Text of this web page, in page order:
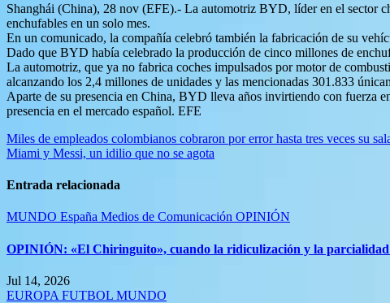
Shanghái (China), 28 nov (EFE).- La automotriz BYD, líder en el sector
enchufables en un solo mes.
En un comunicado, la compañía celebró también la fabricación de su
Dado que BYD había celebrado la producción de cinco millones de
La automotriz, que ya no fabrica coches impulsados por motor de
alcanzando los 2,4 millones de unidades y las mencionadas 301.833
Aparte de su presencia en China, BYD lleva años invirtiendo con fuerza
presencia en el mercado español. EFE
Navegación
de
entradas
Miles de empleados colombianos cobraron por error hasta tres veces su
Miami y Messi, un idilio que no se agota
Entrada relacionada
MUNDO España Medios de Comunicación OPINIÓN
OPINIÓN: «El Chiringuito», cuando la ridiculización y la
Jul 14, 2026
EUROPA FUTBOL MUNDO